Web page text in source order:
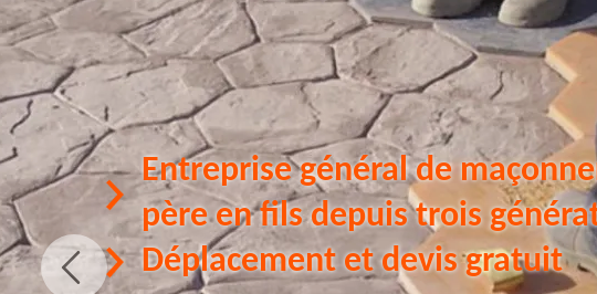
Entreprise général de
père en fils depuis trois
Déplacement et devis gratuit